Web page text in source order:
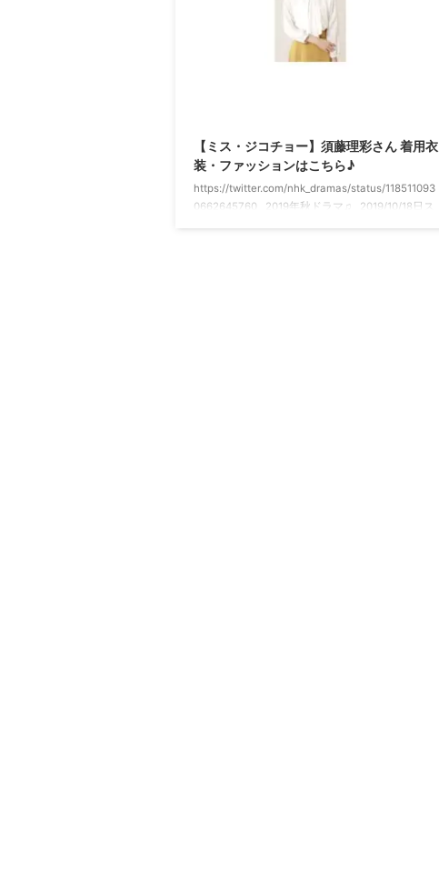
メアリージュンさんの公式SNS Instagram ⇒ 高橋
メアリージュンさんの衣装を全部チェ ...
【ミス・ジコチョー】須藤理彩さん 着用衣
装・ファッションはこちら♪
https://twitter.com/nhk_dramas/status/118511093
0662645760 2019年秋ドラマ♫ 2019/10/18日ス